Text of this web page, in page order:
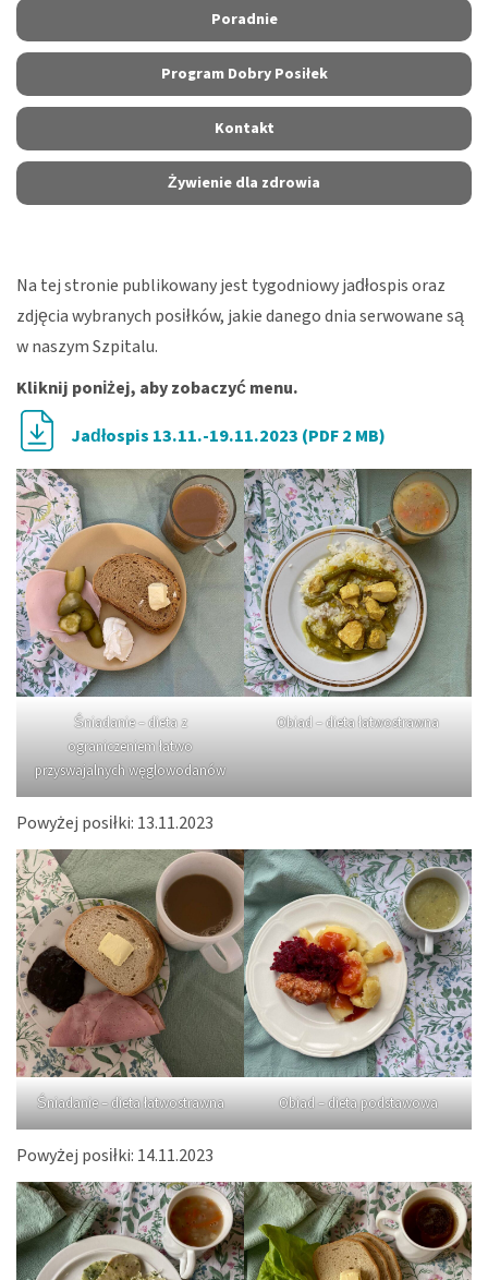
Poradnie
Program Dobry Posiłek
Kontakt
Żywienie dla zdrowia
Na tej stronie publikowany jest tygodniowy jadłospis oraz
zdjęcia wybranych posiłków, jakie danego dnia serwowane są
w naszym Szpitalu.
Kliknij poniżej, aby zobaczyć menu.
Jadłospis 13.11.-19.11.2023 (PDF 2 MB)
Śniadanie – dieta z
ograniczeniem łatwo
przyswajalnych węglowodanów
Obiad – dieta łatwostrawna
Powyżej posiłki: 13.11.2023
Śniadanie – dieta łatwostrawna Obiad – dieta podstawowa
Powyżej posiłki: 14.11.2023